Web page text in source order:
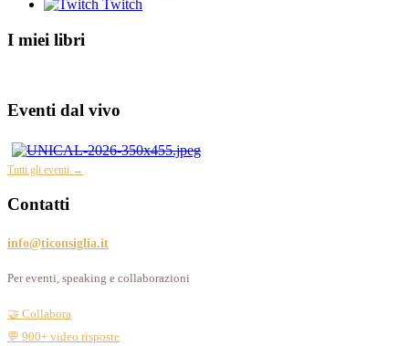
Twitch
I miei libri
Eventi dal vivo
Tutti gli eventi →
Contatti
info@ticonsiglia.it
Per eventi, speaking e collaborazioni
🤝 Collabora
💬 900+ video risposte